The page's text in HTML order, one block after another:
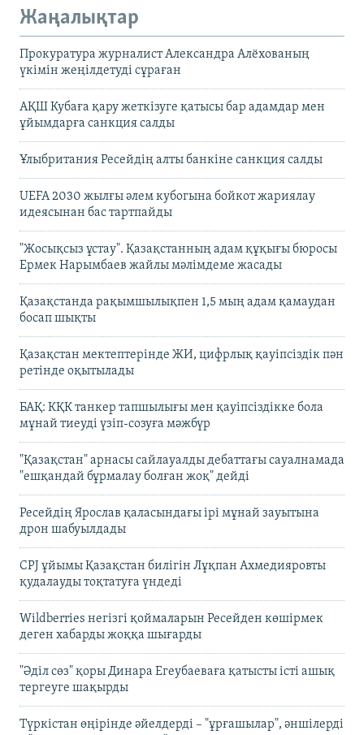
Жаңалықтар
Прокуратура журналист Александра Алёхованың
үкімін жеңілдетуді сұраған
АҚШ Кубаға қару жеткізуге қатысы бар адамдар мен
ұйымдарға санкция салды
Ұлыбритания Ресейдің алты банкіне санкция салды
UEFA 2030 жылғы әлем кубогына бойкот жариялау
идеясынан бас тартпайды
"Жосықсыз ұстау". Қазақстанның адам құқығы бюросы
Ермек Нарымбаев жайлы мәлімдеме жасады
Қазақстанда рақымшылықпен 1,5 мың адам қамаудан
босап шықты
Қазақстан мектептерінде ЖИ, цифрлық қауіпсіздік пән
ретінде оқытылады
БАҚ: КҚК танкер тапшылығы мен қауіпсіздікке бола
мұнай тиеуді үзіп-созуға мәжбүр
"Қазақстан" арнасы сайлауалды дебаттағы сауалнамада
"ешқандай бұрмалау болған жоқ" дейді
Ресейдің Ярослав қаласындағы ірі мұнай зауытына
дрон шабуылдады
CPJ ұйымы Қазақстан билігін Лұқпан Ахмедияровты
қудалауды тоқтатуға үндеді
Wildberries негізгі қоймаларын Ресейден көшірмек
деген хабарды жоққа шығарды
"Әділ сөз" қоры Динара Егеубаеваға қатысты істі ашық
тергеуге шақырды
Түркістан өңірінде әйелдерді – "ұрғашылар", әншілерді